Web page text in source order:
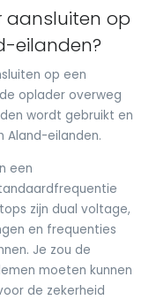
aansluiten op
eilanden?
op een
oplader overweg
wordt gebruikt en
Aland-eilanden.
een
zijn dual voltage,
en frequenties
Je zou de
moeten kunnen
de zekerheid